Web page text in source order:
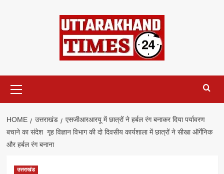
Menu
HOME उत्तराखंड
एसजीआरआरयू में छात्रों ने हर्बल रंग बनाकर दिया पर्यावरण
बचाने का संदेश गृह विज्ञान विभाग की दो दिवसीय कार्यशाला में छात्रों ने सीखा ऑर्गेनिक
और हर्बल रंग बनाना
उत्तराखंड